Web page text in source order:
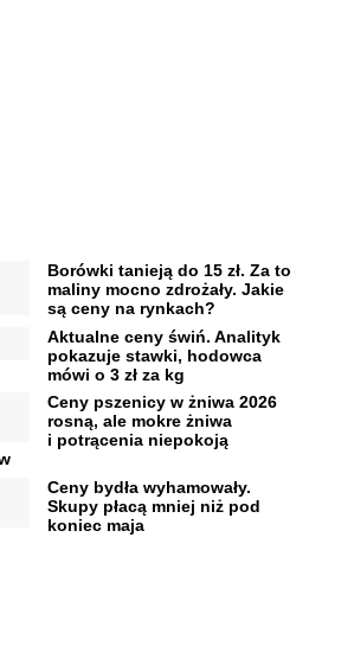
Borówki tanieją do 15 zł. Za to
maliny mocno zdrożały. Jakie
są ceny na rynkach?
Aktualne ceny świń. Analityk
pokazuje stawki, hodowca
mówi o 3 zł za kg
Ceny pszenicy w żniwa 2026
rosną, ale mokre żniwa
i potrącenia niepokoją
Ceny bydła wyhamowały.
Skupy płacą mniej niż pod
koniec maja